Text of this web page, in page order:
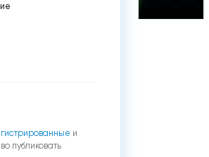
и
публиковать